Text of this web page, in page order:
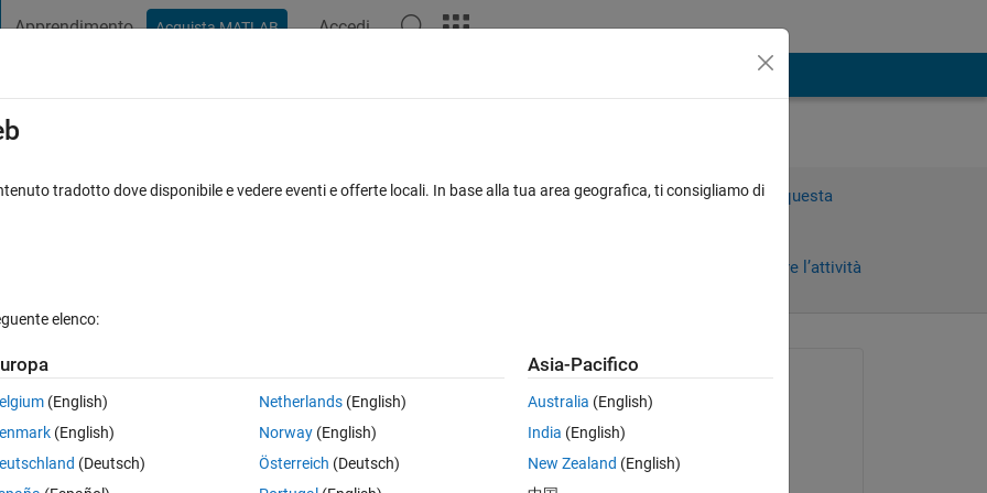
Apprendimento Acquista MATLAB Accedi
Accedi per rispondere a questa
Accedi per seguire l’attività
Mostra commenti meno recenti
Apri in MATLAB Online
It was generating the below error
Richiesto:
Atinesh Singh
il 24 Nov 2017
Commentato:
tradotto dove disponibile e vedere eventi e offerte locali. In base alla tua area geografica, ti consigliamo di
elenco:
(English)
(English)
(Deutsch)
Netherlands(English)
Norway(English)
Österreich (Deutsch)
Asia-Pacifico
Australia (English)
India (English)
New Zealand (English)